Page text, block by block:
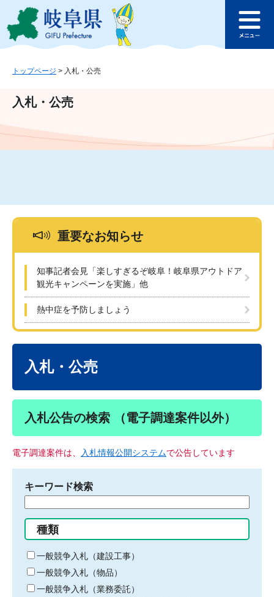
ジ
ュ
文
このページの本文へ
ュ
トップページ > 入札・公売
入札・公売
重要なお知らせ
知事記者会見「楽しすぎるぞ岐阜！岐阜県アウトドア
観光キャンペーンを実施」他
熱中症を予防しましょう
入札・公売
入札公告の検索 （電子調達案件以外）
電子調達案件は、 入札情報公開システムで公告しています
キーワード検索
る
キ
ー
ワ
ー
種類
一般競争入札（建設工事）
一般競争入札（物品）
一般競争入札（業務委託）